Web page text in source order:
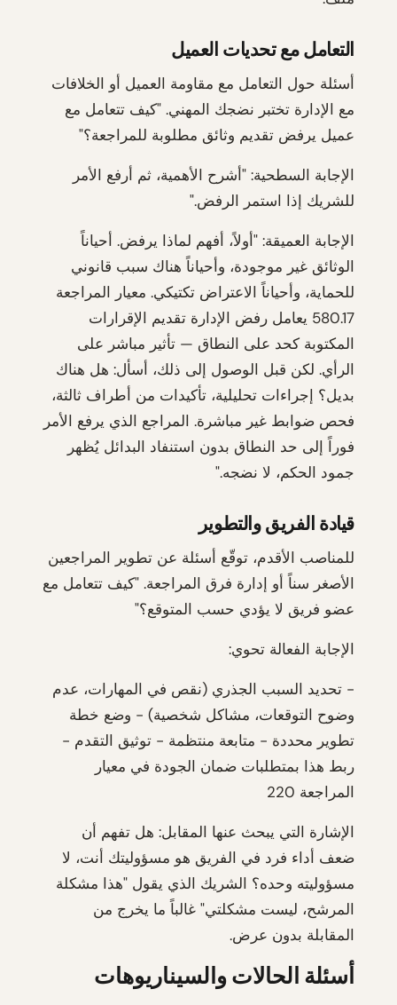
التعامل مع تحديات العميل
أسئلة حول التعامل مع مقاومة العميل أو الخلافات
مع الإدارة تختبر نضجك المهني. "كيف تتعامل مع
عميل يرفض تقديم وثائق مطلوبة للمراجعة؟"
الإجابة السطحية: "أشرح الأهمية، ثم أرفع الأمر
للشريك إذا استمر الرفض."
الإجابة العميقة: "أولاً، أفهم لماذا يرفض. أحياناً
الوثائق غير موجودة، وأحياناً هناك سبب قانوني
للحماية، وأحياناً الاعتراض تكتيكي. معيار المراجعة
580.17 يعامل رفض الإدارة تقديم الإقرارات
المكتوبة كحد على النطاق — تأثير مباشر على
الرأي. لكن قبل الوصول إلى ذلك، أسأل: هل هناك
بديل؟ إجراءات تحليلية، تأكيدات من أطراف ثالثة،
فحص ضوابط غير مباشرة. المراجع الذي يرفع الأمر
فوراً إلى حد النطاق بدون استنفاد البدائل يُظهر
جمود الحكم، لا نضجه."
قيادة الفريق والتطوير
للمناصب الأقدم، توقّع أسئلة عن تطوير المراجعين
الأصغر سناً أو إدارة فرق المراجعة. "كيف تتعامل مع
عضو فريق لا يؤدي حسب المتوقع؟"
الإجابة الفعالة تحوي:
- تحديد السبب الجذري (نقص في المهارات، عدم
وضوح التوقعات، مشاكل شخصية) - وضع خطة
تطوير محددة - متابعة منتظمة - توثيق التقدم -
ربط هذا بمتطلبات ضمان الجودة في معيار
المراجعة 220
الإشارة التي يبحث عنها المقابل: هل تفهم أن
ضعف أداء فرد في الفريق هو مسؤوليتك أنت، لا
مسؤوليته وحده؟ الشريك الذي يقول "هذا مشكلة
المرشح، ليست مشكلتي" غالباً ما يخرج من
المقابلة بدون عرض.
أسئلة الحالات والسيناريوهات